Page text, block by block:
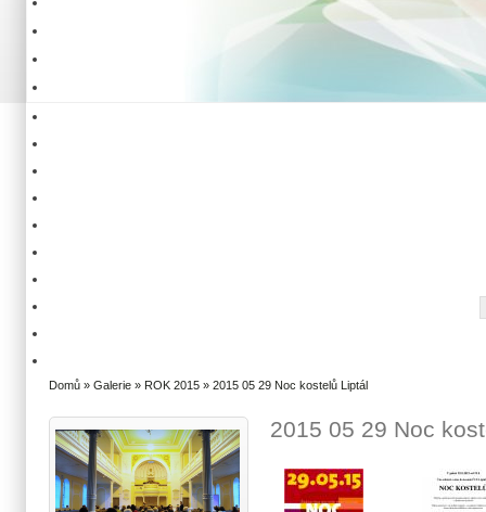
Domů » Galerie » ROK 2015 » 2015 05 29 Noc kostelů Liptál
2015 05 29 Noc